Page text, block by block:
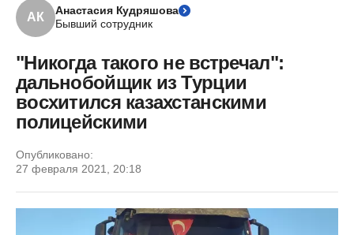
АК
Анастасия Кудряшова
Бывший сотрудник
"Никогда такого не встречал":
дальнобойщик из Турции
восхитился казахстанскими
полицейскими
Опубликовано:
27 февраля 2021, 20:18